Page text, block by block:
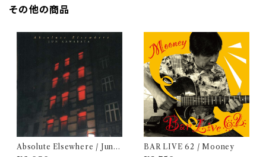
その他の商品
Absolute Elsewhere / Jun K
awabata
BAR LIVE 62 / Mooney